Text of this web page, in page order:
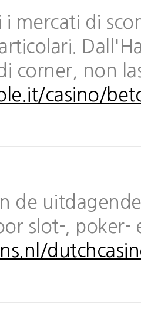
mercati di
corner, non
casino/
de
slot-,